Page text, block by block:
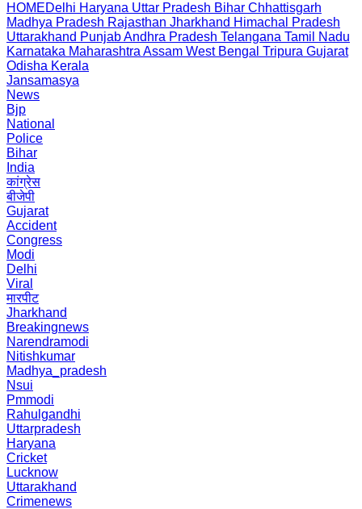
HOMEDelhi Haryana Uttar Pradesh Bihar Chhattisgarh
Madhya Pradesh Rajasthan Jharkhand Himachal Pradesh
Uttarakhand PunjabAndhra Pradesh Telangana Tamil Nadu
Karnataka Maharashtra Assam West Bengal Tripura Gujarat
Odisha Kerala
Jansamasya
News
Bjp
National
Police
Bihar
India
कांग्रेस
बीजेपी
Gujarat
Accident
Congress
Modi
Delhi
Viral
मारपीट
Jharkhand
Breakingnews
Narendramodi
Nitishkumar
Madhya_pradesh
Nsui
Pmmodi
Rahulgandhi
Uttarpradesh
Haryana
Cricket
Lucknow
Uttarakhand
Crimenews